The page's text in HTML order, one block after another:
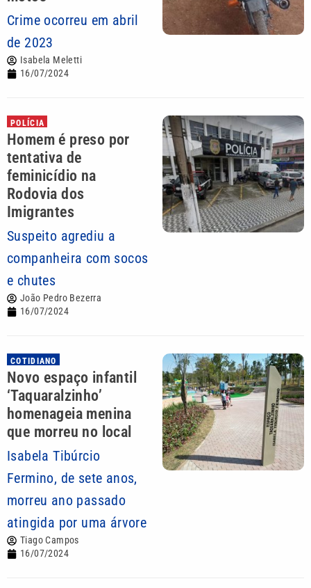
Crime ocorreu em abril
de 2023
Isabela Meletti
16/07/2024
POLÍCIA
Homem é preso por
tentativa de
feminicídio na
Rodovia dos
Imigrantes
Suspeito agrediu a
companheira com socos
e chutes
João Pedro Bezerra
16/07/2024
COTIDIANO
Novo espaço infantil
‘Taquaralzinho’
homenageia menina
que morreu no local
Isabela Tibúrcio
Fermino, de sete anos,
morreu ano passado
atingida por uma árvore
Tiago Campos
16/07/2024